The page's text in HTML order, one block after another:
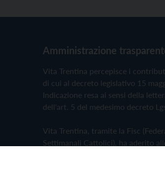
Amministrazione
Vita Trentina percepisce i
di cui al decreto legislativo 15
Indicazione resa ai sensi della
dell'art. 5 del medesimo decreto
Vita Trentina, tramite la Fisc
Settimanali Cattolici), ha aderito